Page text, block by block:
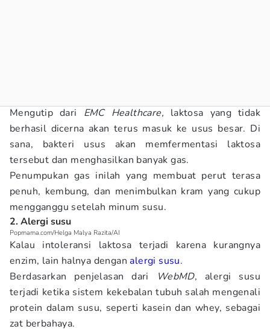
Mengutip dari EMC Healthcare, laktosa yang tidak
berhasil dicerna akan terus masuk ke usus besar. Di
sana, bakteri usus akan memfermentasi laktosa
tersebut dan menghasilkan banyak gas.
Penumpukan gas inilah yang membuat perut terasa
penuh, kembung, dan menimbulkan kram yang cukup
mengganggu setelah minum susu.
2. Alergi susu
Popmama.com/Helga Malya Razita/AI
Kalau intoleransi laktosa terjadi karena kurangnya
enzim, lain halnya denganalergi susu.
Berdasarkan penjelasan dari
WebMD, alergi susu
terjadi ketika sistem kekebalan tubuh salah mengenali
protein dalam susu, seperti kasein dan whey, sebagai
zat berbahaya.